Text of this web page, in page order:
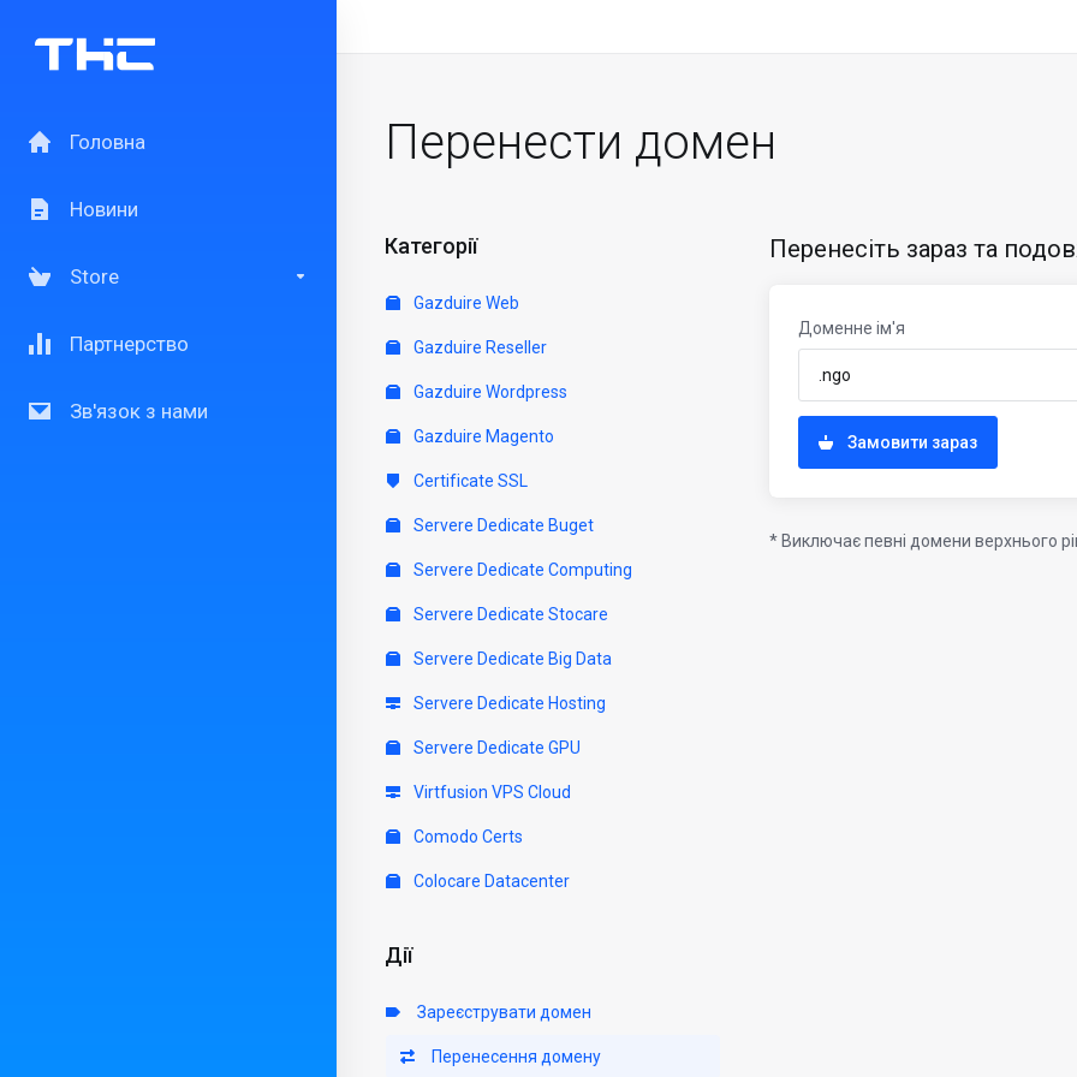
Головна
Новини
Store
Партнерство
Зв'язок з нами
Перенести домен
Категорії
Gazduire Web
Gazduire Reseller
Gazduire Wordpress
Gazduire Magento
Certificate SSL
Servere Dedicate Buget
Servere Dedicate Computing
Servere Dedicate Stocare
Servere Dedicate Big Data
Servere Dedicate Hosting
Servere Dedicate GPU
Virtfusion VPS Cloud
Comodo Certs
Colocare Datacenter
Дії
Зареєструвати домен
Перенесення домену
Перенесіть зараз та
Доменне ім'я
Замовити зараз
* Виключає певні домени верхнього